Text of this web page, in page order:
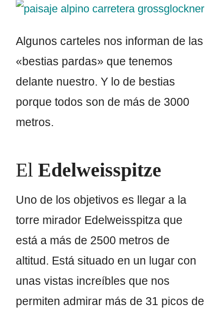
Algunos carteles nos informan de las
«bestias pardas» que tenemos
delante nuestro. Y lo de bestias
porque todos son de más de 3000
metros.
ElEdelweisspitze
Uno de los objetivos es llegar a la
torre mirador Edelweisspitza que
está a más de 2500 metros de
altitud. Está situado en un lugar con
unas vistas increíbles que nos
permiten admirar más de 31 picos de